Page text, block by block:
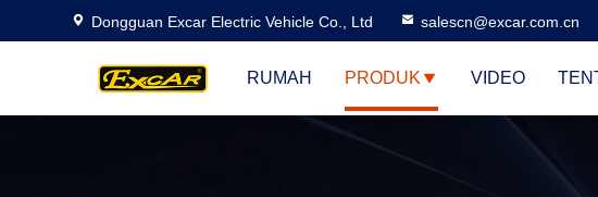
Dongguan Excar Electric Vehicle Co., Ltd salescn@excar.com.cn
RUMAH PRODUK VIDEO